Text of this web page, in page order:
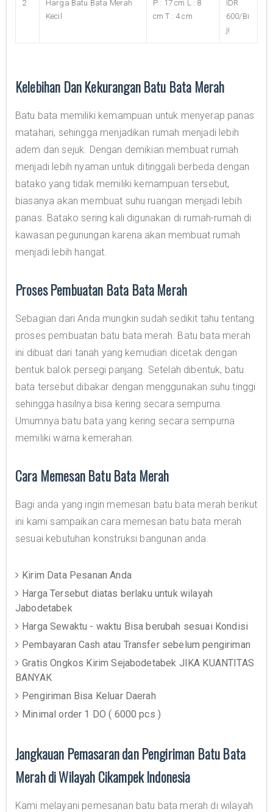
2
Harga Batu Bata Merah
Kecil
P : 17 cm L : 8
cm T : 4 cm
IDR
600/Bi
ji
Kelebihan Dan Kekurangan Batu Bata Merah
Batu bata memiliki kemampuan untuk menyerap panas
matahari, sehingga menjadikan rumah menjadi lebih
adem dan sejuk. Dengan demikian membuat rumah
menjadi lebih nyaman untuk ditinggali berbeda dengan
batako yang tidak memiliki kemampuan tersebut,
biasanya akan membuat suhu ruangan menjadi lebih
panas. Batako sering kali digunakan di rumah-rumah di
kawasan pegunungan karena akan membuat rumah
menjadi lebih hangat.
Proses Pembuatan Bata Bata Merah
Sebagian dari Anda mungkin sudah sedikit tahu tentang
proses pembuatan batu bata merah. Batu bata merah
ini dibuat dari tanah yang kemudian dicetak dengan
bentuk balok persegi panjang. Setelah dibentuk, batu
bata tersebut dibakar dengan menggunakan suhu tinggi
sehingga hasilnya bisa kering secara sempurna.
Umumnya batu bata yang kering secara sempurna
memiliki warna kemerahan.
Cara Memesan Batu Bata Merah
Bagi anda yang ingin memesan batu bata merah berikut
ini kami sampaikan cara memesan batu bata merah
sesuai kebutuhan konstruksi bangunan anda.
Kirim Data Pesanan Anda
Harga Tersebut diatas berlaku untuk wilayah
Jabodetabek
Harga Sewaktu - waktu Bisa berubah sesuai Kondisi
Pembayaran Cash atau Transfer sebelum pengiriman
Gratis Ongkos Kirim Sejabodetabek JIKA KUANTITAS
BANYAK
Pengiriman Bisa Keluar Daerah
Minimal order 1 DO ( 6000 pcs )
Jangkauan Pemasaran dan Pengiriman Batu Bata
Merah di Wilayah Cikampek Indonesia
Kami melayani pemesanan batu bata merah di wilayah